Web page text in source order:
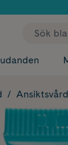
Ansiktsvård